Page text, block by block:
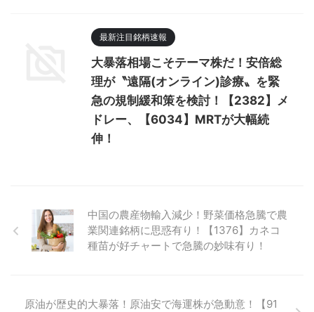
最新注目銘柄速報
大暴落相場こそテーマ株だ！安倍総
理が〝遠隔(オンライン)診療〟を緊
急の規制緩和策を検討！【2382】メ
ドレー、【6034】MRTが大幅続
伸！
中国の農産物輸入減少！野菜価格急騰で農
業関連銘柄に思惑有り！【1376】カネコ
種苗が好チャートで急騰の妙味有り！
原油が歴史的大暴落！原油安で海運株が急動意！【91